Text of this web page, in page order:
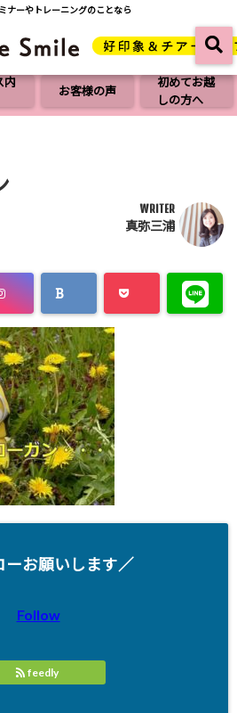
ナーやトレーニングのことなら
内
お客様の声
初めてお越
しの方へ
WRITER
真弥三浦
ーお願いします／
Follow
feedly